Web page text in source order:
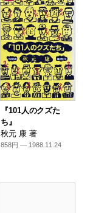
『101人のクズた
ち』
秋元 康 著
858円 — 1988.11.24